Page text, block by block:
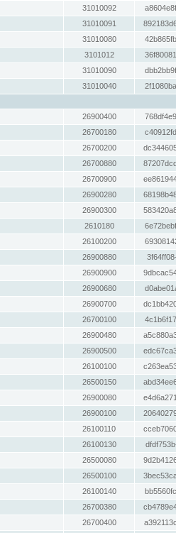
31010092
31010091
31010080
3101012
31010090
31010040
26900400
26700180
26700200
26700880
26700900
26900280
26900300
2610180
26100200
26900880
26900900
26900680
26900700
26700100
26900480
26900500
26100100
26500150
26900080
26900100
26100110
26100130
26500080
26500100
26100140
26700380
26700400